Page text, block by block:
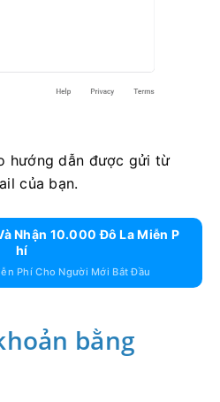
hướng dẫn được gửi từ
của bạn.
Nhận 10.000 Đô La Miễn P
Hí
Phí Cho Người Mới Bắt Đầu
bằng